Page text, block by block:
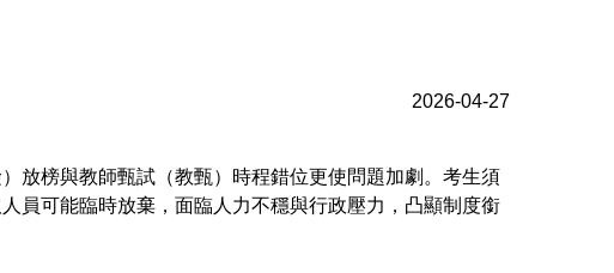
2026-04-27
放榜與教師甄試（教甄）時程錯位更使問題加劇。考生須
員可能臨時放棄，面臨人力不穩與行政壓力，凸顯制度銜